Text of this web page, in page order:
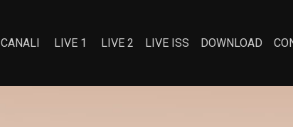
CANALI LIVE 1 LIVE 2 LIVE ISS DOWNLOAD